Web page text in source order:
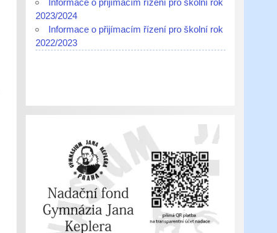
Informace o přijímacím řízení pro školní rok
2023/2024
Informace o přijímacím řízení pro školní rok
2022/2023